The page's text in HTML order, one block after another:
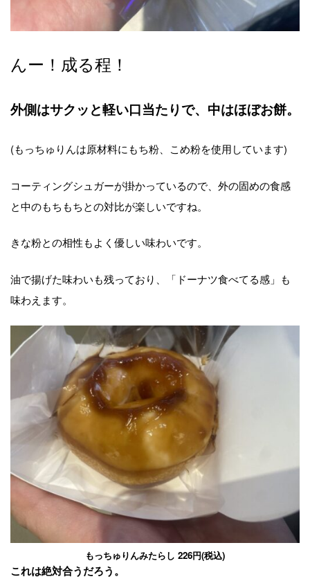
んー！成る程！
外側はサクッと軽い口当たりで、中はほぼお餅。
(もっちゅりんは原材料にもち粉、こめ粉を使用しています)
コーティングシュガーが掛かっているので、外の固めの食感
と中のもちもちとの対比が楽しいですね。
きな粉との相性もよく優しい味わいです。
油で揚げた味わいも残っており、「ドーナツ食べてる感」も
味わえます。
もっちゅりんみたらし 226円(税込)
これは絶対合うだろう。